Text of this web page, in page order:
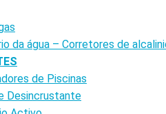
da água – Corretores de
de Piscinas
Desincrustante